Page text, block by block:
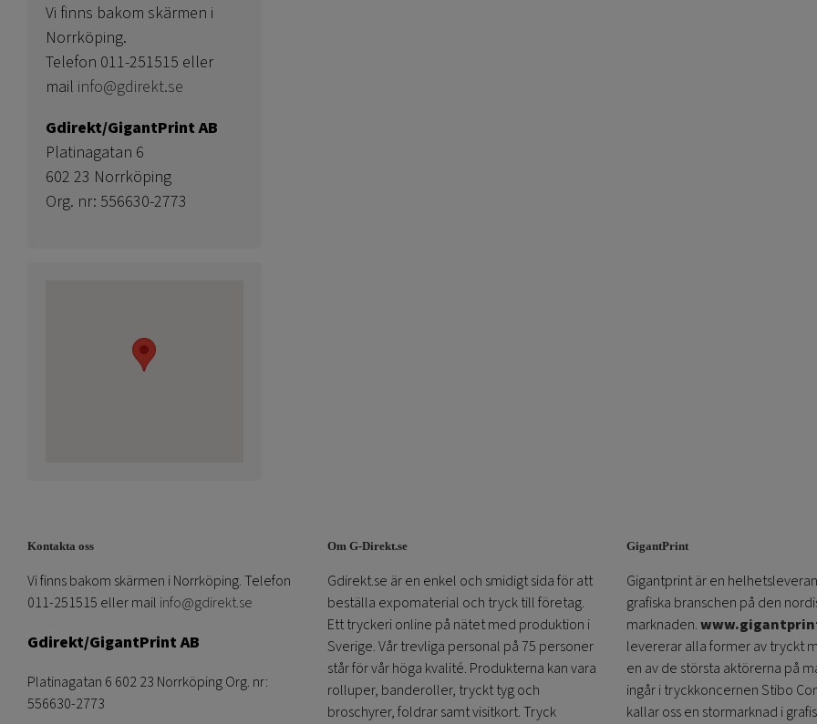
Vi finns bakom skärmen i
Norrköping.
Telefon 011-251515 eller
mail info@gdirekt.se
Gdirekt/GigantPrint AB
Platinagatan 6
602 23 Norrköping
Org. nr: 556630-2773
Kontakta oss
Vi finns bakom skärmen i Norrköping. Telefon
011-251515 eller mail info@gdirekt.se
Gdirekt/GigantPrint AB
Platinagatan 6 602 23 Norrköping Org. nr:
556630-2773
Om G-Direkt.se
Gdirekt.se är en enkel och smidigt sida för att
beställa expomaterial och tryck till företag.
Ett tryckeri online på nätet med produktion i
Sverige. Vår trevliga personal på 75 personer
står för vår höga kvalité. Produkterna kan vara
rolluper, banderoller, tryckt tyg och
broschyrer, foldrar samt visitkort. Tryck
GigantPrint
Gigantprint är en
grafiska branschen på den
marknaden.
levererar alla former av tryckt
en av de största aktörerna på
ingår i tryckkoncernen Stibo
kallar oss en stormarknad i